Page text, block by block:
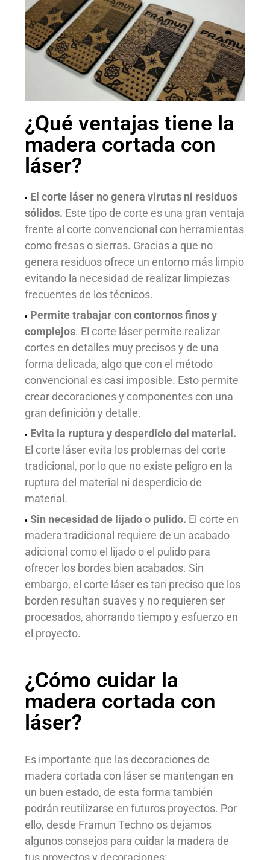
¿Qué ventajas tiene la
madera cortada con
láser?
El corte láser no genera virutas ni residuos
sólidos. Este tipo de corte es una gran ventaja
frente al corte convencional con herramientas
como fresas o sierras. Gracias a que no
genera residuos ofrece un entorno más limpio
evitando la necesidad de realizar limpiezas
frecuentes de los técnicos.
Permite trabajar con contornos finos y
complejos. El corte láser permite realizar
cortes en detalles muy precisos y de una
forma delicada, algo que con el método
convencional es casi imposible. Esto permite
crear decoraciones y componentes con una
gran definición y detalle.
Evita la ruptura y desperdicio del material.
El corte láser evita los problemas del corte
tradicional, por lo que no existe peligro en la
ruptura del material ni desperdicio de
material.
Sin necesidad de lijado o pulido. El corte en
madera tradicional requiere de un acabado
adicional como el lijado o el pulido para
ofrecer los bordes bien acabados. Sin
embargo, el corte láser es tan preciso que los
borden resultan suaves y no requieren ser
procesados, ahorrando tiempo y esfuerzo en
el proyecto.
¿Cómo cuidar la
madera cortada con
láser?
Es importante que las decoraciones de
madera cortada con láser se mantengan en
un buen estado, de esta forma también
podrán reutilizarse en futuros proyectos. Por
ello, desde Framun Techno os dejamos
algunos consejos para cuidar la madera de
tus proyectos y decoraciones: